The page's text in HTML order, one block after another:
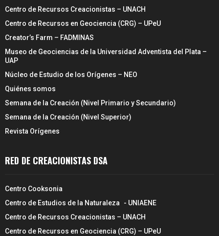
Centro de Recursos Creacionistas – UNACH
Centro de Recursos en Geociencia (CRG) – UPeU
Creator’s Farm – FADMINAS
Museo de Geociencias de la Universidad Adventista del Plata –
UAP
Núcleo de Estudio de los Orígenes – NEO
Quiénes somos
Semana de la Creación (Nivel Primario y Secundario)
Semana de la Creación (Nivel Superior)
Revista Orígenes
RED DE CREACIONISTAS DSA
Centro Cooksonia
Centro de Estudios de la Naturaleza - UNIAENE
Centro de Recursos Creacionistas – UNACH
Centro de Recursos en Geociencia (CRG) – UPeU